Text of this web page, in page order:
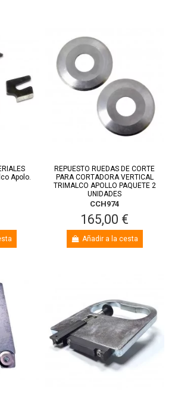
Apolo.
REPUESTO RUEDAS DE CORTE
PARA CORTADORA VERTICAL
TRIMALCO APOLLO PAQUETE 2
UNIDADES
CCH974
165,00 €
Añadir a la cesta